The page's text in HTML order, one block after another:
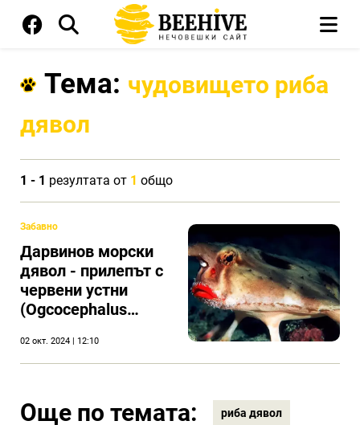
Тема: чудовището риба
дявол
1 - 1 резултата от 1 общо
Забавно
Дарвинов морски
дявол - прилепът с
червени устни
(Ogcocephalus
02 окт. 2024 | 12:10
Още по темата: риба дявол